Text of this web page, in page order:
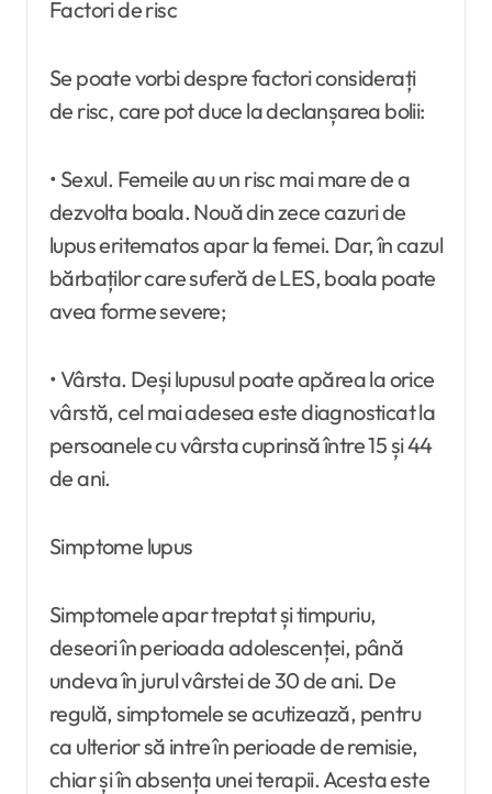
Factori de risc
Se poate vorbi despre factori considerați
de risc, care pot duce la declanșarea bolii:
• Sexul. Femeile au un risc mai mare de a
dezvolta boala. Nouă din zece cazuri de
lupus eritematos apar la femei. Dar, în cazul
bărbaților care suferă de LES, boala poate
avea forme severe;
• Vârsta. Deși lupusul poate apărea la orice
vârstă, cel mai adesea este diagnosticat la
persoanele cu vârsta cuprinsă între 15 și 44
de ani.
Simptome lupus
Simptomele apar treptat și timpuriu,
deseori în perioada adolescenței, până
undeva în jurul vârstei de 30 de ani. De
regulă, simptomele se acutizează, pentru
ca ulterior să intre în perioade de remisie,
chiar și în absența unei terapii. Acesta este